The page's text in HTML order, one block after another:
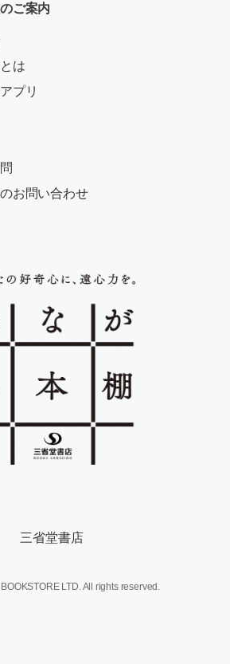
ご案内
は
プリ
お問い合わせ
三省堂書店
LTD. All rights reserved.